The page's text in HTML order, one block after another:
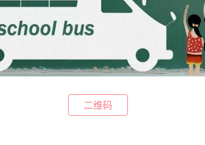
二维码